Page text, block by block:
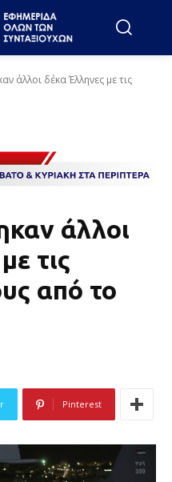
άλλοι δέκα Έλληνες με τις
άλλοι
τις
από το
Pinterest